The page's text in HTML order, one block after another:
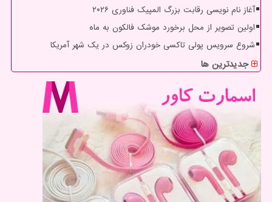
آغاز نام نویسی رقابت بزرگ المپیک فناوری ۲۰۲۶
اولین تصویر از محل برخورد موشک فالکون به ماه
شروع سرویس پولی تاکسی خودران زوکس در یک شهر آمریکا
جدیدترین ها